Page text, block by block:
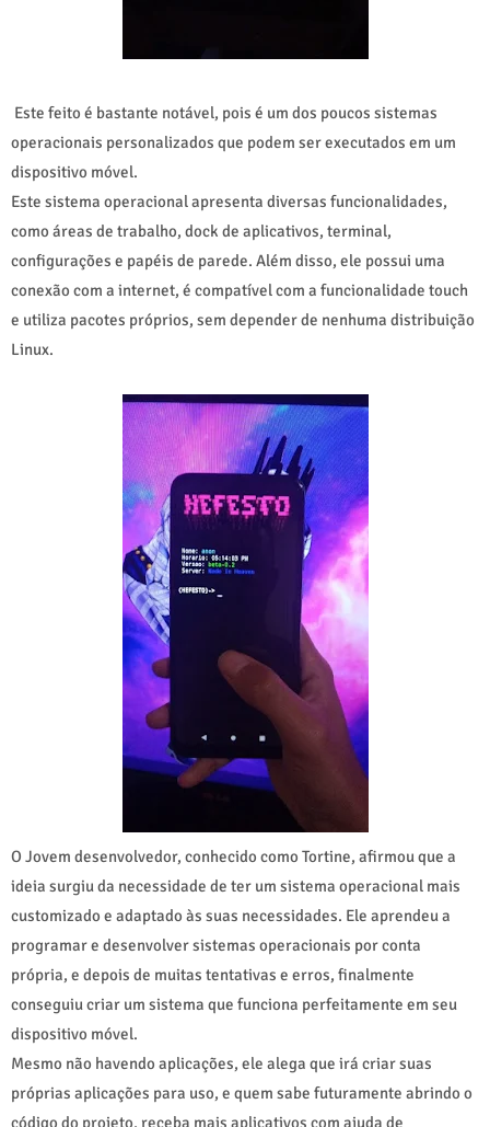
Este feito é bastante notável, pois é um dos poucos sistemas
operacionais personalizados que podem ser executados em um
dispositivo móvel.
Este sistema operacional apresenta diversas funcionalidades,
como áreas de trabalho, dock de aplicativos, terminal,
configurações e papéis de parede. Além disso, ele possui uma
conexão com a internet, é compatível com a funcionalidade touch
e utiliza pacotes próprios, sem depender de nenhuma distribuição
Linux.
O Jovem desenvolvedor, conhecido como Tortine, afirmou que a
ideia surgiu da necessidade de ter um sistema operacional mais
customizado e adaptado às suas necessidades. Ele aprendeu a
programar e desenvolver sistemas operacionais por conta
própria, e depois de muitas tentativas e erros, finalmente
conseguiu criar um sistema que funciona perfeitamente em seu
dispositivo móvel.
Mesmo não havendo aplicações, ele alega que irá criar suas
próprias aplicações para uso, e quem sabe futuramente abrindo o
código do projeto, receba mais aplicativos com ajuda de